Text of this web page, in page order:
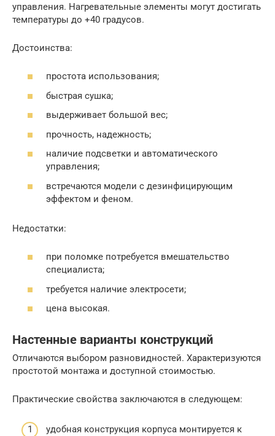
управления. Нагревательные элементы могут достигать
температуры до +40 градусов.
Достоинства:
простота использования;
быстрая сушка;
выдерживает большой вес;
прочность, надежность;
наличие подсветки и автоматического
управления;
встречаются модели с дезинфицирующим
эффектом и феном.
Недостатки:
при поломке потребуется вмешательство
специалиста;
требуется наличие электросети;
цена высокая.
Настенные варианты конструкций
Отличаются выбором разновидностей. Характеризуются
простотой монтажа и доступной стоимостью.
Практические свойства заключаются в следующем:
удобная конструкция корпуса монтируется к